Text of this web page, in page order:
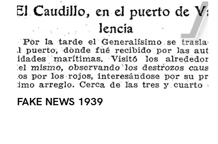
FAKE NEWS 1939